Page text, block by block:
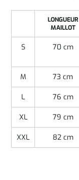
LONGUEUR
MAILLOT
S 70 cm
M 73 cm
L 76 cm
XL 79 cm
XXL 82 cm